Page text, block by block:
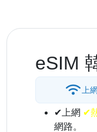
eSIM
上
✔上網 ✔
網路。